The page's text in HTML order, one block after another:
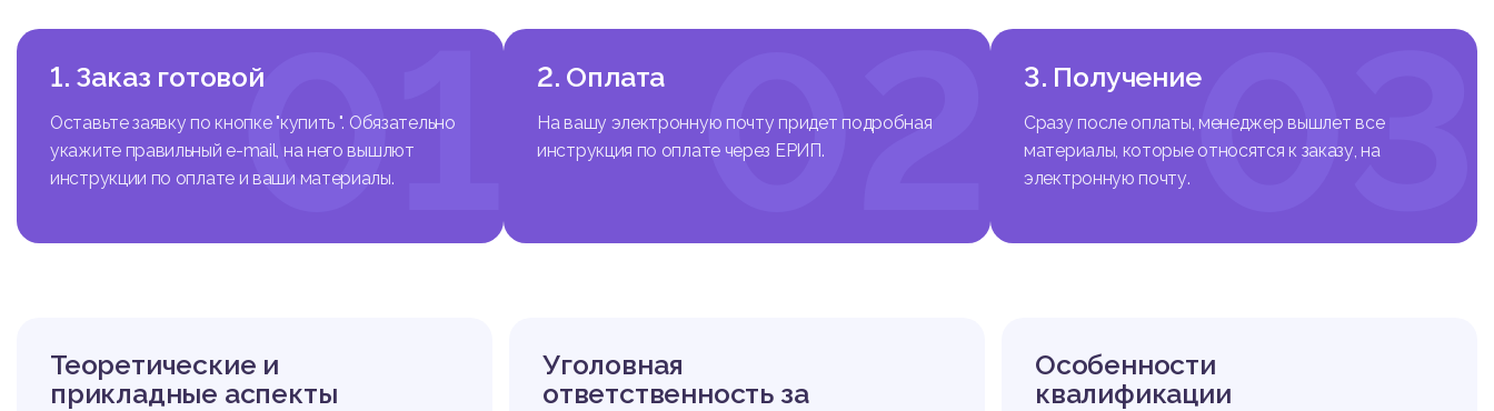
еловека и гражданина, его обеспечение является важнейшим принципом существования и ра
звития правового государства». Взяв курс на построение правового государства, Республика
Беларусь объявила, закрепив в ст.ст. 2, 21 Конституции, высшей ценностью общества и госуда
рства – человека, его права, свободы и гарантии их реализации, а высшей целью государства
– обеспечение прав и свобод гражданина [1]. Гарантией же реализации конституционного пра
ва на эффективную защиту прав, свобод выступает право на юридическую помощь, предусмо
тренное нормой ст. 62 Конституции Республики Беларусь. Так, адвокат в гражданском проце
ия правовых отношений. Таким образом, объект работы – общественные отношения, связанн
Глава 1. Общие положения об адвокате в гражданском процессе
01
1. Заказ готовой
Оставьте заявку по кнопке "купить ". Обязательно
укажите правильный e-mail, на него вышлют
инструкции по оплате и ваши материалы.
02
2. Оплата
На вашу электронную почту придет подробная
инструкция по оплате через ЕРИП.
03
3. Получение
Сразу после оплаты, менеджер вышлет все
материалы, которые относятся к заказу, на
электронную почту.
Теоретические и
прикладные аспекты
Уголовная
ответственность за
Особенности
квалификации